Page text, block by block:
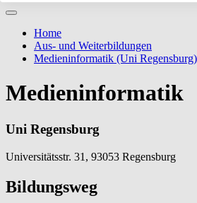
Home
Aus- und Weiterbildungen
Medieninformatik (Uni
Medieninformatik
Uni Regensburg
Universitätsstr. 31, 93053 Regensburg
Bildungsweg